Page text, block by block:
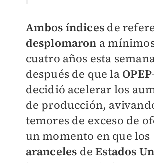
Ambos índices de
desplomaron a
cuatro años esta
después de que la OPEP
decidió acelerar los
de producción,
temores de exceso de
un momento en que los
aranceles deEstados